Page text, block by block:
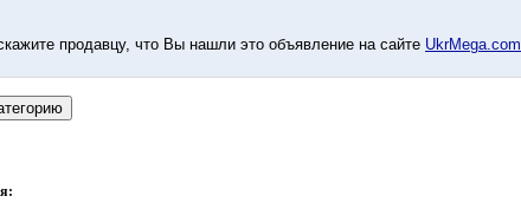
продавцу, что Вы нашли это объявление на сайте UkrMega.com